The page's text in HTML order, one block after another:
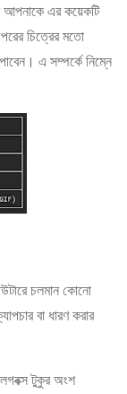
আপনাকে এর কয়েকটি
চিত্রের মতো
এ সম্পর্কে নিম্নে
চলমান কোনো
বা ধারণ করার
টুকুর অংশ